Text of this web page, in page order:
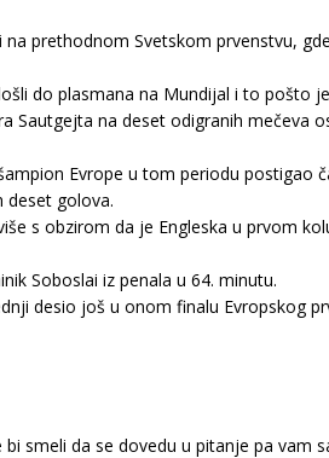
prethodnom Svetskom prvenstvu,
do plasmana na Mundijal i to pošto
Sautgejta na deset odigranih mečeva
Evrope u tom periodu postigao
deset golova.
s obzirom da je Engleska u prvom
Soboslai iz penala u 64. minutu.
desio još u onom finalu Evropskog
smeli da se dovedu u pitanje pa vam